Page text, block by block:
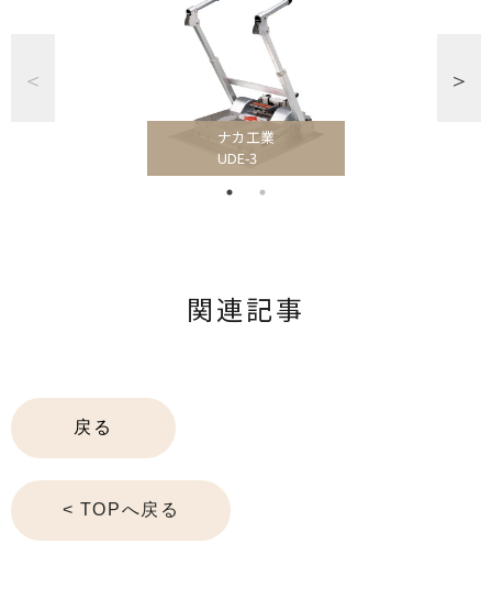
関連記事
戻る
< TOPへ戻る